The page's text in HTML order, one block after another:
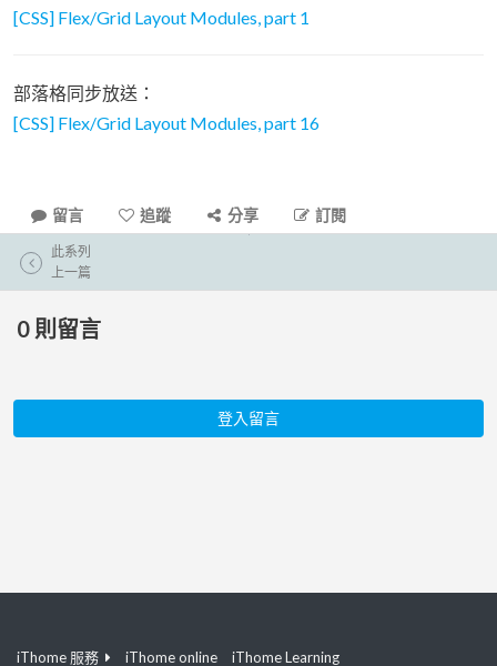
[CSS] Flex/Grid Layout Modules, part 1
部落格同步放送：
[CSS] Flex/Grid Layout Modules, part 16
留言 追蹤 分享 訂閱
此系列
上一篇
0 則留言
登入留言
iThome 服務 iThome online iThome Learning